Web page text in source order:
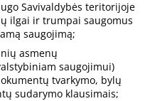
Savivaldybės teritorijoje
ilgai ir trumpai saugomus
saugojimą;
asmenų
saugojimui)
tvarkymo, bylų
sudarymo klausimais;